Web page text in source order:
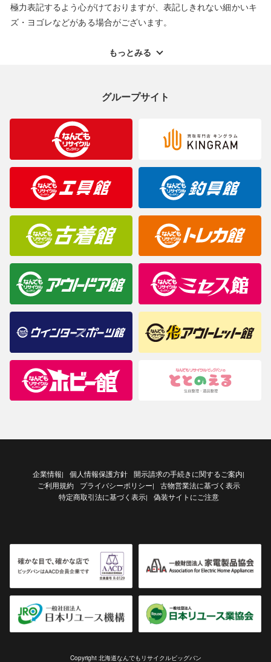
極力表記するよう心がけておりますが、表記しきれない細かいキ
ズ・ヨゴレなどがある場合がございます。
ご理解くださいますようお願い申し上げます。
合がございますのでご了承ください。
※表記したカラー名は、当社が判断した名称を掲載しています。
製造元が定めたカラー名と異なることもあります。色調などご不
明なことがありましたらご購入前にお問い合わせください。
商品について
もっとみる
グループサイト
企業情報| 個人情報保護方針 開示請求の手続きに関するご案内|
ご利用規約 プライバシーポリシー|
古物営業法に基づく表示
特定商取引法に基づく表示| 偽装サイトにご注意
Copyright 北海道なんでもリサイクルビッグバン